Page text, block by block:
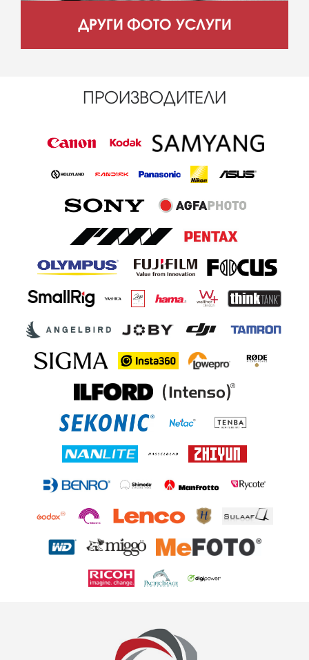
ДРУГИ ФОТО УСЛУГИ
ПРОИЗВОДИТЕЛИ